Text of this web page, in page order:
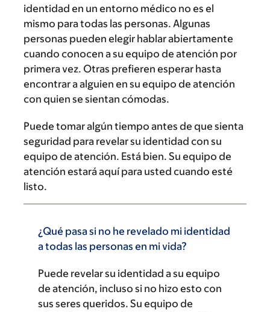
identidad en un entorno médico no es el
mismo para todas las personas. Algunas
personas pueden elegir hablar abiertamente
cuando conocen a su equipo de atención por
primera vez. Otras prefieren esperar hasta
encontrar a alguien en su equipo de atención
con quien se sientan cómodas.
Puede tomar algún tiempo antes de que sienta
seguridad para revelar su identidad con su
equipo de atención. Está bien. Su equipo de
atención estará aquí para usted cuando esté
listo.
¿Qué pasa si no he revelado mi identidad
a todas las personas en mi vida?
Puede revelar su identidad a su equipo
de atención, incluso si no hizo esto con
sus seres queridos. Su equipo de